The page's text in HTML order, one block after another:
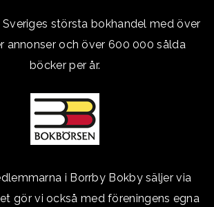
Sveriges största bokhandel med över
annonser och över 600 000 sålda
böcker per år.
i Borrby Bokby säljer via
gör vi också med föreningens egna